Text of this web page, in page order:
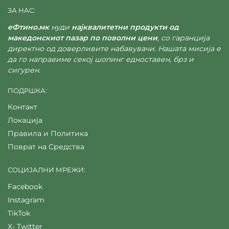
спецификациите на производот.
Меморија, ладење и
дополнителни приклучоци
Матичната плоча и процесорот мора да
DDR-генерации не се меѓусебно заменливи.
Декларираната брзина на меморијата може да
бара вклучување соодветен профил во BIOS.
Проверете го бројот на приклучоци за
вентилатори и нивната позиција. За систем со
бидат потребни дополнителни контролери или
RGB и ARGB се различни системи за осветлување
со различни приклучоци и напон. Пред
поврзување треба да се провери поддршката на
ЗА НАС:
еФтино.мкнуди најквалитетни продукти од
македонскиот пазар по поволни цени, со гаранција
директно од доверливите набавувачи. Нашата мисија е
да го направиме секој шопинг едноставен, брз и
сигурен.
ПОДРШКА:
Контакт
Локација
Правила и Политика
Поврат на Средства
СОЦИЈАЛНИ МРЕЖИ:
Facebook
Instagram
TikTok
X- Twitter